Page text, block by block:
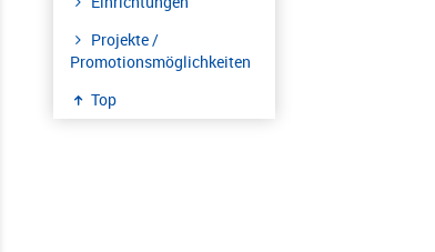
Projekte /
Promotionsmöglichkeiten
Top